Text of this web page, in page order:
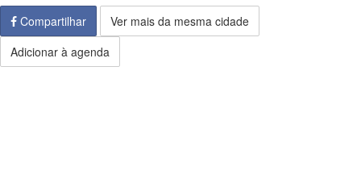
Compartilhar
Ver mais da mesma cidade
Adicionar à agenda